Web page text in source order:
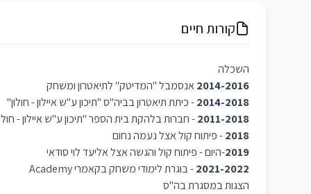
קורות חיים
השכלה
2014-2016אנסמבל "המדיטק" לתיאטרון ומשחק
2014-2018- כיתת תיאטרון בביה"ס "תיכון ע"ש איילון - חולון"
2011-2018- חברות בלהקת בית הספר "תיכון ע"ש איילון -
2018- פיתוח קול אצל נעמה נחום
2019-היום - פיתוח קול והגשה אצל אליעד לוי סודאי
2021-2022- בוגרת לימודי משחק בקאמרי Academy
הצגות במסגרת בה"ס